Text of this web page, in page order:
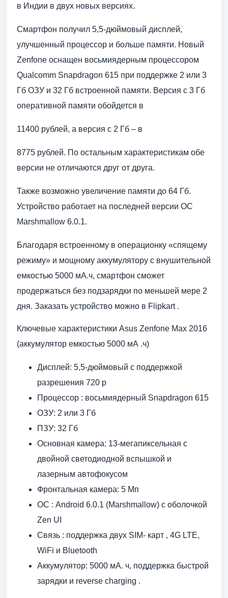
в Индии в двух новых версиях.
Смартфон получил 5,5-дюймовый дисплей,
улучшенный процессор и больше памяти. Новый
Zenfone оснащен восьмиядерным процессором
Qualcomm Snapdragon 615 при поддержке 2 или 3
Гб ОЗУ и 32 Гб встроенной памяти. Версия с 3 Гб
оперативной памяти обойдется в
11400 рублей, а версия с 2 Гб – в
8775 рублей. По остальным характеристикам обе
версии не отличаются друг от друга.
Также возможно увеличение памяти до 64 Гб.
Устройство работает на последней версии ОС
Marshmallow 6.0.1.
Благодаря встроенному в операционку «спящему
режиму» и мощному аккумулятору с внушительной
емкостью 5000 мА.ч, смартфон сможет
продержаться без подзарядки по меньшей мере 2
дня. Заказать устройство можно в Flipkart .
Ключевые характеристики Asus Zenfone Max 2016
(аккумулятор емкостью 5000 мА .ч)
Дисплей: 5,5-дюймовый с поддержкой
разрешения 720 p
Процессор : восьмиядерный Snapdragon 615
ОЗУ: 2 или 3 Гб
ПЗУ: 32 Гб
Основная камера: 13-мегапиксельная с
двойной светодиодной вспышкой и
лазерным автофокусом
Фронтальная камера: 5 Мп
ОС : Android 6.0.1 (Marshmallow) с оболочкой
Zen UI
Связь : поддержка двух SIM- карт , 4G LTE,
WiFi и Bluetooth
Аккумулятор: 5000 мА. ч, поддержка быстрой
зарядки и reverse charging .